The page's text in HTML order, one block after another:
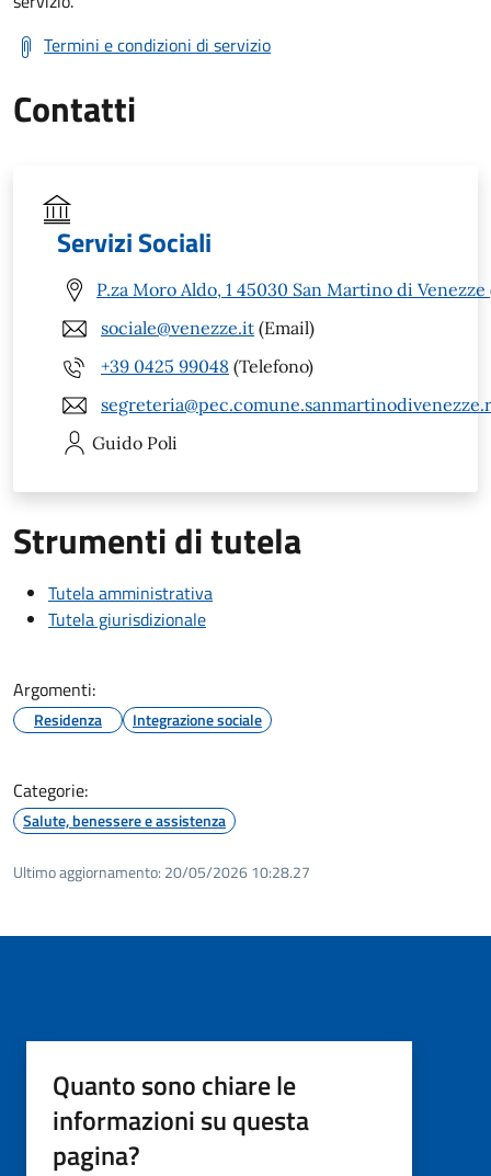
Termini e condizioni di servizio
Contatti
Servizi Sociali
P.za Moro Aldo, 1 45030 San Martino di Venezze
sociale@venezze.it (Email)
+39 0425 99048 (Telefono)
Guido Poli
Strumenti di tutela
Tutela amministrativa
Tutela giurisdizionale
Argomenti:
Residenza Integrazione sociale
Categorie:
Salute, benessere e assistenza
Ultimo aggiornamento: 20/05/2026 10:28.27
Quanto sono chiare le
informazioni su questa
pagina?